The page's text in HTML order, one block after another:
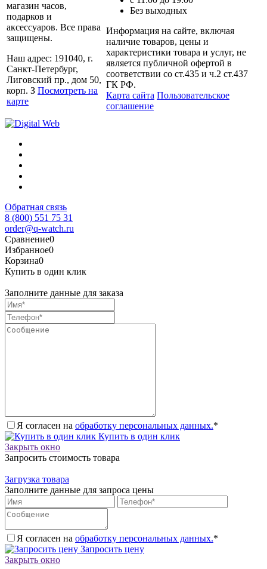
магазин часов,
подарков и
аксессуаров. Все права
защищены.
Наш адрес: 191040, г.
Санкт-Петербург,
Лиговский пр., дом 50,
корп. З Посмотреть на
карте
Без выходных
Информация на сайте, включая
наличие товаров, цены и
характеристики товара и услуг, не
является публичной офертой в
соответствии со ст.435 и ч.2 ст.437
ГК РФ.
Карта сайта Пользовательское
соглашение
Обратная связь
8 (800) 551 75 31
order@q-watch.ru
Сравнение0
Избранное0
Корзина0
Купить в один клик
Заполните данные для заказа
Я согласен на обработку персональных данных.*
Купить в один клик
Закрыть окно
Запросить стоимость товара
Загрузка товара
Заполните данные для запроса цены
Я согласен на обработку персональных данных.*
Запросить цену
Закрыть окно